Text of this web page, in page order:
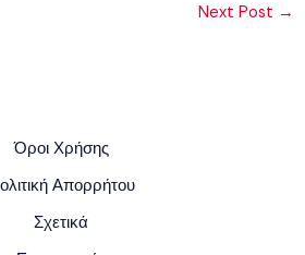
Next Post →
Όροι Χρήσης
Απορρήτου
Σχετικά